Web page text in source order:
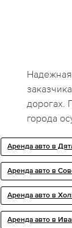
Надежная
дорогах.
города
Аренда авто в
Аренда авто в
Аренда авто в
Аренда авто в